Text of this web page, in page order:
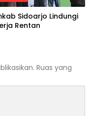
Sidoarjo Lindungi
Rentan
Ruas yang